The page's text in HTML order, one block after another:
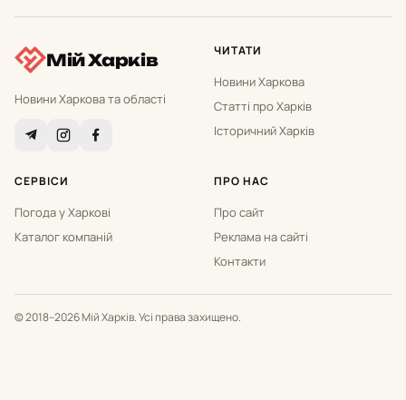
Мій Харків
Новини Харкова та області
ЧИТАТИ
Новини Харкова
Статті про Харків
Історичний Харків
СЕРВІСИ
Погода у Харкові
Каталог компаній
ПРО НАС
Про сайт
Реклама на сайті
Контакти
© 2018–2026 Мій Харків. Усі права захищено.